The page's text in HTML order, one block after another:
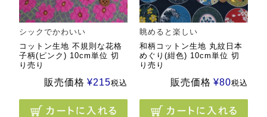
シックでかわいい
コットン生地 不規則な花格
子柄(ピンク) 10cm単位 切
り売り
販売価格 ¥215税込
眺めると楽しい
和柄コットン生地 丸紋日本
めぐり(紺色) 10cm単位 切
り売り
販売価格 ¥80税込